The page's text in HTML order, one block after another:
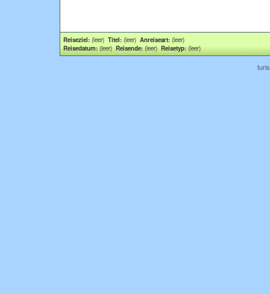
Reiseziel: (leer) Titel: (leer) Anreiseart: (leer)
Reisedatum: (leer) Reisende: (leer) Reisetyp: (leer)